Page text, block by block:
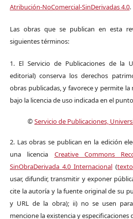
Atribución-NoComercial-SinDerivadas 4.0.
Las obras que se publican en esta
siguientes términos:
1. El Servicio de Publicaciones de la
editorial) conserva los derechos
obras publicadas, y favorece y permite la
bajo la licencia de uso indicada en el
©Servicio de Publicaciones,
2. Las obras se publican en la edición
una licencia Creative Commons
SinObraDerivada 4.0 Internacional (
usar, difundir, transmitir y exponer
cite la autoría y la fuente original de su
y URL de la obra); ii) no se usen
mencione la existencia y especificaciones